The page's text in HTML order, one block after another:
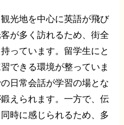
光地を中心に英語が飛び
が多く訪れるため、街全
っています。留学生にと
できる環境が整っていま
日常会話が学習の場とな
えられます。一方で、伝
時に感じられるため、多